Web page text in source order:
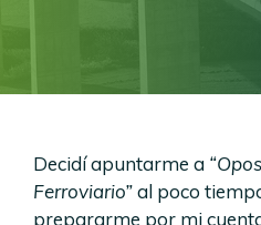
Decidí apuntarme a
Ferroviario”al poco
prepararme por mi